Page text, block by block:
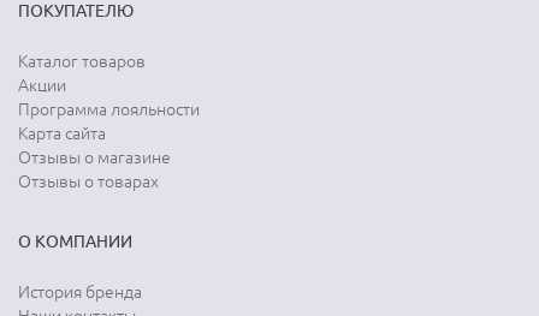
ПОКУПАТЕЛЮ
Каталог товаров
Акции
Программа лояльности
Карта сайта
Отзывы о магазине
Отзывы о товарах
О КОМПАНИИ
История бренда